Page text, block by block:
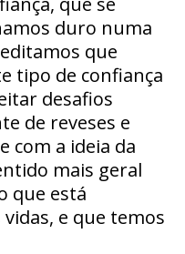
duro numa
que
tipo de confiança
desafios
de reveses e
com a ideia da
mais geral
que está
e que temos